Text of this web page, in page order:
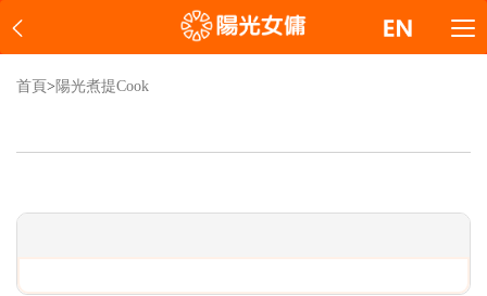
首頁> 陽光煮提Cook